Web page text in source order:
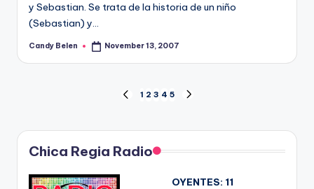
y Sebastian. Se trata de la historia de un niño
(Sebastian) y…
Posted
Candy Belen November 13, 2007
pagination
PREVIOUS
1 2 3 4 5
Chica Regia Radio
OYENTES: 11